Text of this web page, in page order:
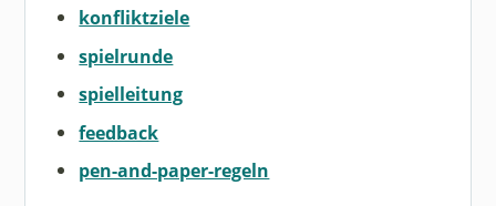
konfliktziele
spielrunde
spielleitung
feedback
pen-and-paper-regeln